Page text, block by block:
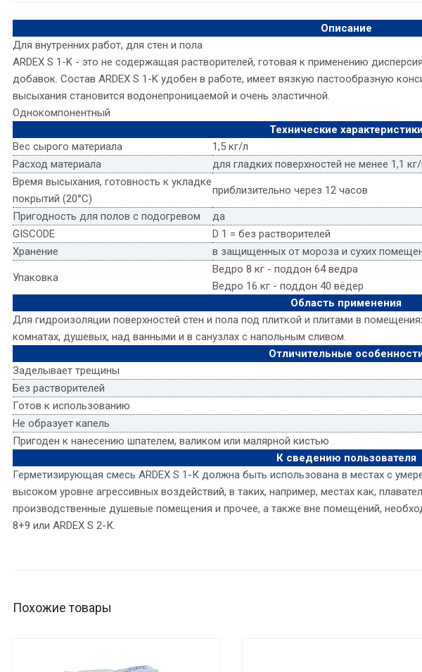
Описание
Для внутренних работ, для стен и пола
ARDEX S 1-K - это не содержащая растворителей, готовая к применению
добавок. Состав ARDEX S 1-K удобен в работе, имеет вязкую пастообразную
высыхания становится водонепроницаемой и очень эластичной.
Однокомпонентный
Технические характеристики
Вес сырого материала
1,5 кг/л
Расход материала
для гладких поверхностей не менее 1,1
Время высыхания, готовность к укладке
покрытий (20°C)
приблизительно через 12 часов
Пригодность для полов с подогревом
да
GISCODE
D 1 = без растворителей
Хранение
в защищенных от мороза и сухих
Упаковка
Ведро 8 кг - поддон 64 ведра
Ведро 16 кг - поддон 40 вёдер
Область применения
Для гидроизоляции поверхностей стен и пола под плиткой и плитами в
комнатах, душевых, над ванными и в санузлах с напольным сливом.
Отличительные
Заделывает трещины
Без растворителей
Готов к использованию
Не образует капель
Пригоден к нанесению шпателем, валиком или малярной кистью
К сведению пользователя
Герметизирующая смесь ARDEX S 1-К должна быть использована в местах с
высоком уровне агрессивных воздействий, в таких, например, местах как,
производственные душевые помещения и прочее, а также вне помещений,
8+9 или ARDEX S 2-К.
Похожие товары